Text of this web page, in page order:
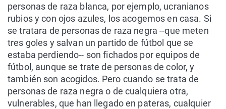
personas de raza blanca, por ejemplo, ucranianos
rubios y con ojos azules, los acogemos en casa. Si
se tratara de personas de raza negra --que meten
tres goles y salvan un partido de fútbol que se
estaba perdiendo-- son fichados por equipos de
fútbol, aunque se trate de personas de color, y
también son acogidos. Pero cuando se trata de
personas de raza negra o de cualquiera otra,
vulnerables, que han llegado en pateras, cualquier